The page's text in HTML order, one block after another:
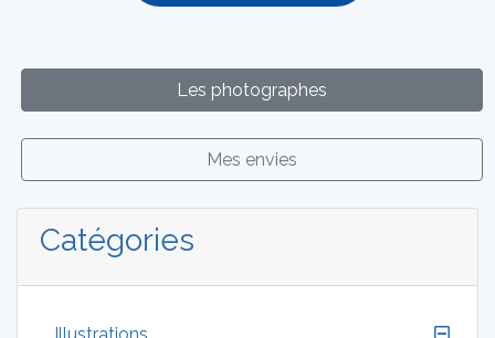
Les photographes
Mes envies
Catégories